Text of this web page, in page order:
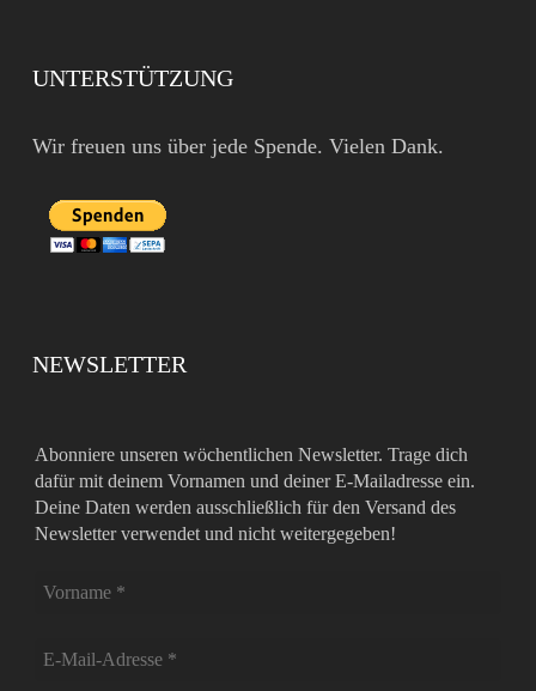
UNTERSTÜTZUNG
Wir freuen uns über jede Spende. Vielen Dank.
NEWSLETTER
Abonniere unseren wöchentlichen Newsletter. Trage dich
dafür mit deinem Vornamen und deiner E-Mailadresse ein.
Deine Daten werden ausschließlich für den Versand des
Newsletter verwendet und nicht weitergegeben!